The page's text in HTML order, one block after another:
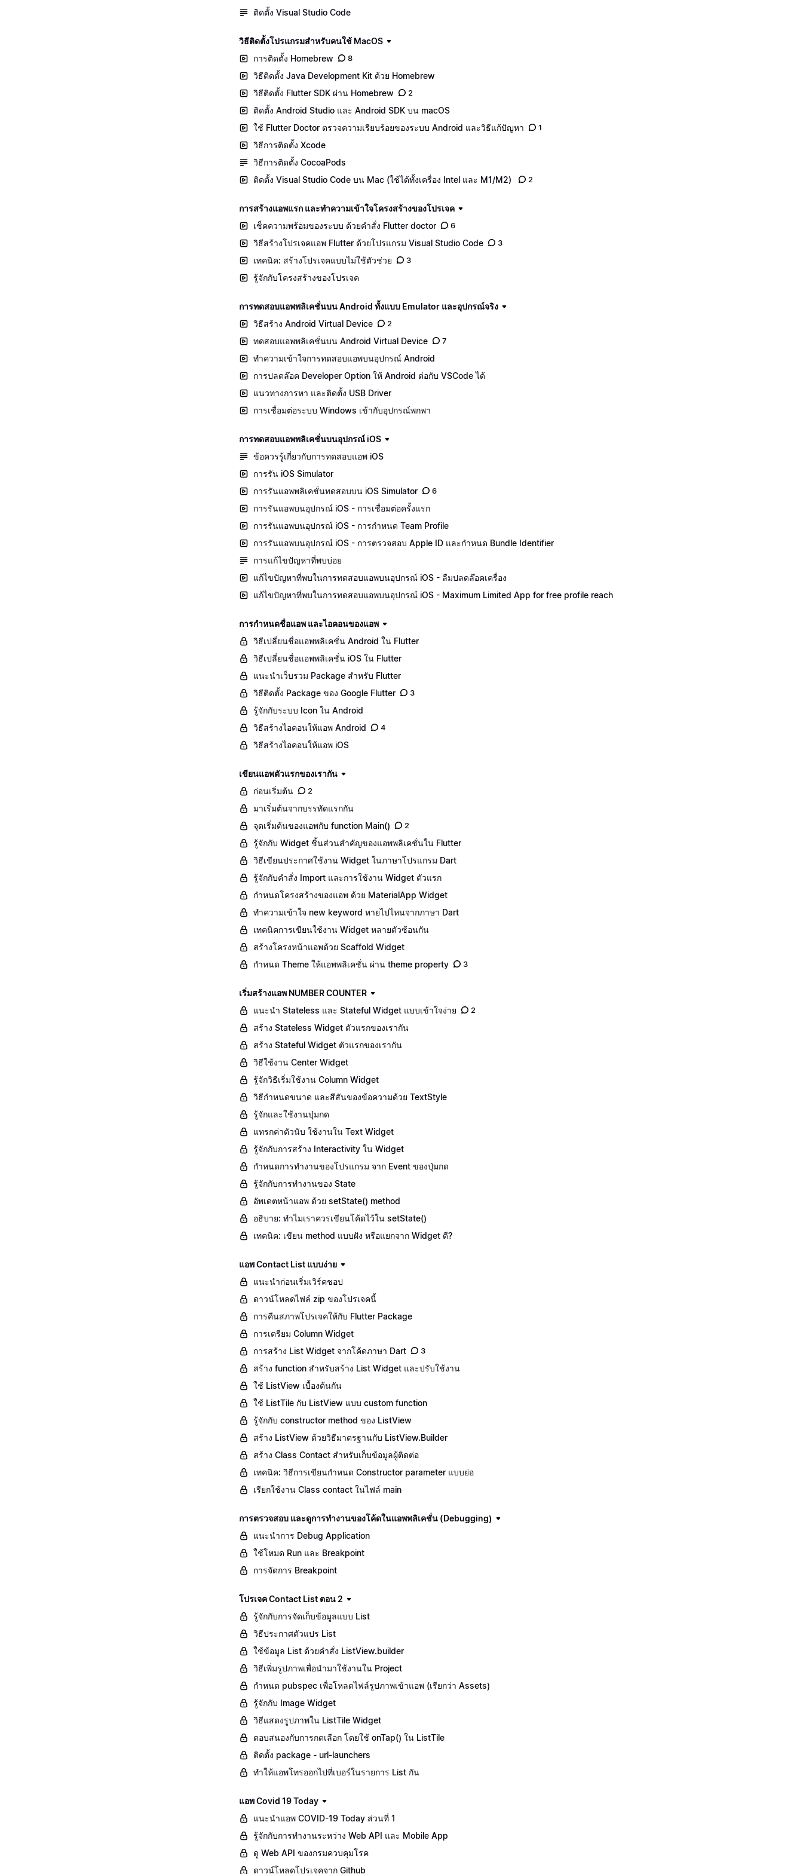
ติดตั้ง Visual Studio Code
วิธีติดตั้งโปรแกรมสำหรับคนใช้ MacOS
การติดตั้ง Homebrew
8
วิธีติดตั้ง Java Development Kit ด้วย Homebrew
วิธีติดตั้ง Flutter SDK ผ่าน Homebrew
2
ติดตั้ง Android Studio และ Android SDK บน macOS
ใช้ Flutter Doctor ตรวจความเรียบร้อยของระบบ Android และวิธีแก้ปัญหา
1
วิธีการติดตั้ง Xcode
วิธีการติดตั้ง CocoaPods
ติดตั้ง Visual Studio Code บน Mac (ใช้ได้ทั้งเครื่อง Intel และ M1/M2)
2
การสร้างแอพแรก และทำความเข้าใจโครงสร้างของโปรเจค
เช็คความพร้อมของระบบ ด้วยคำสั่ง Flutter doctor
6
วิธีสร้างโปรเจคแอพ Flutter ด้วยโปรแกรม Visual Studio Code 3
เทคนิค: สร้างโปรเจคแบบไม่ใช้ตัวช่วย 3
รู้จักกับโครงสร้างของโปรเจค
การทดสอบแอพพลิเคชั่นบน Android ทั้งแบบ Emulator และอุปกรณ์จริง
วิธีสร้าง Android Virtual Device
2
ทดสอบแอพพลิเคชั่นบน Android Virtual Device 7
ทำความเข้าใจการทดสอบแอพบนอุปกรณ์ Android
การปลดล๊อค Developer Option ให้ Android ต่อกับ VSCode ได้
แนวทางการหา และติดตั้ง USB Driver
การเชื่อมต่อระบบ Windows เข้ากับอุปกรณ์พกพา
การทดสอบแอพพลิเคชั่นบนอุปกรณ์ iOS
ข้อควรรู้เกี่ยวกับการทดสอบแอพ iOS
การรัน iOS Simulator
การรันแอพพลิเคชั่นทดสอบบน iOS Simulator
6
การรันแอพบนอุปกรณ์ iOS - การเชื่อมต่อครั้งแรก
การรันแอพบนอุปกรณ์ iOS - การกำหนด Team Profile
การรันแอพบนอุปกรณ์ iOS - การตรวจสอบ Apple ID และกำหนด Bundle Identifier
การแก้ไขปัญหาที่พบบ่อย
แก้ไขปัญหาที่พบในการทดสอบแอพบนอุปกรณ์ iOS - ลืมปลดล๊อคเครื่อง
แก้ไขปัญหาที่พบในการทดสอบแอพบนอุปกรณ์ iOS - Maximum Limited App for free profile reach
การกำหนดชื่อแอพ และไอคอนของแอพ
วิธีเปลี่ยนชื่อแอพพลิเคชั่น Android ใน Flutter
วิธีเปลี่ยนชื่อแอพพลิเคชั่น iOS ใน Flutter
แนะนำเว็บรวม Package สำหรับ Flutter
วิธีติดตั้ง Package ของ Google Flutter
3
รู้จักกับระบบ Icon ใน Android
วิธีสร้างไอคอนให้แอพ Android
4
วิธีสร้างไอคอนให้แอพ iOS
เขียนแอพตัวแรกของเรากัน
ก่อนเริ่มต้น
2
มาเริ่มต้นจากบรรทัดแรกกัน
จุดเริ่มต้นของแอพกับ function Main()
2
รู้จักกับ Widget ชิ้นส่วนสำคัญของแอพพลิเคชั่นใน Flutter
วิธีเขียนประกาศใช้งาน Widget ในภาษาโปรแกรม Dart
รู้จักกับคำสั่ง Import และการใช้งาน Widget ตัวแรก
กำหนดโครงสร้างของแอพ ด้วย MaterialApp Widget
ทำความเข้าใจ new keyword หายไปไหนจากภาษา Dart
เทคนิคการเขียนใช้งาน Widget หลายตัวซ้อนกัน
สร้างโครงหน้าแอพด้วย Scaffold Widget
กำหนด Theme ให้แอพพลิเคชั่น ผ่าน theme property
3
เริ่มสร้างแอพ NUMBER COUNTER
แนะนำ Stateless และ Stateful Widget แบบเข้าใจง่าย
2
สร้าง Stateless Widget ตัวแรกของเรากัน
สร้าง Stateful Widget ตัวแรกของเรากัน
วิธีใช้งาน Center Widget
รู้จักวิธีเริ่มใช้งาน Column Widget
วิธีกำหนดขนาด และสีสันของข้อความด้วย TextStyle
รู้จักและใช้งานปุ่มกด
แทรกค่าตัวนับ ใช้งานใน Text Widget
รู้จักกับการสร้าง Interactivity ใน Widget
กำหนดการทำงานของโปรแกรม จาก Event ของปุ่มกด
รู้จักกับการทำงานของ State
อัพเดตหน้าแอพ ด้วย setState() method
อธิบาย: ทำไมเราควรเขียนโค้ดไว้ใน setState()
เทคนิค: เขียน method แบบฝัง หรือแยกจาก Widget ดี?
แอพ Contact List แบบง่าย
แนะนำก่อนเริ่มเวิร์คชอป
ดาวน์โหลดไฟล์ zip ของโปรเจคนี้
การคืนสภาพโปรเจคให้กับ Flutter Package
การเตรียม Column Widget
การสร้าง List Widget จากโค้ดภาษา Dart
3
สร้าง function สำหรับสร้าง List Widget และปรับใช้งาน
ใช้ ListView เบื้องต้นกัน
ใช้ ListTile กับ ListView แบบ custom function
รู้จักกับ constructor method ของ ListView
สร้าง ListView ด้วยวิธีมาตรฐานกับ ListView.Builder
สร้าง Class Contact สำหรับเก็บข้อมูลผู้ติดต่อ
เทคนิค: วิธีการเขียนกำหนด Constructor parameter แบบย่อ
เรียกใช้งาน Class contact ในไฟล์ main
การตรวจสอบ และดูการทำงานของโค้ดในแอพพลิเคชั่น (Debugging)
แนะนำการ Debug Application
ใช้โหมด Run และ Breakpoint
การจัดการ Breakpoint
โปรเจค Contact List ตอน 2
รู้จักกับการจัดเก็บข้อมูลแบบ List
วิธีประกาศตัวแปร List
ใช้ข้อมูล List ด้วยคำสั่ง ListView.builder
วิธีเพิ่มรูปภาพเพื่อนำมาใช้งานใน Project
กำหนด pubspec เพื่อโหลดไฟล์รูปภาพเข้าแอพ (เรียกว่า Assets)
รู้จักกับ Image Widget
วิธีแสดงรูปภาพใน ListTile Widget
ตอบสนองกับการกดเลือก โดยใช้ onTap() ใน ListTile
ติดตั้ง package - url-launchers
ทำให้แอพโทรออกไปที่เบอร์ในรายการ List กัน
แอพ Covid 19 Today
แนะนำแอพ COVID-19 Today ส่วนที่ 1
รู้จักกับการทำงานระหว่าง Web API และ Mobile App
ดู Web API ของกรมควบคุมโรค
ดาวน์โหลดโปรเจคจาก Github